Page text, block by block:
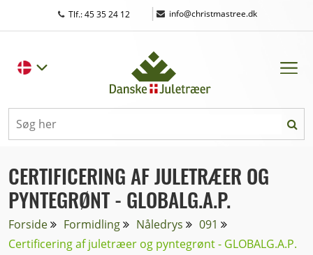
Tlf.: 45 35 24 12 | info@christmastree.dk
CERTIFICERING AF JULETRÆER OG
PYNTEGRØNT - GLOBALG.A.P.
Forside Formidling Nåledrys
091
Certificering af juletræer og pyntegrønt - GLOBALG.A.P.